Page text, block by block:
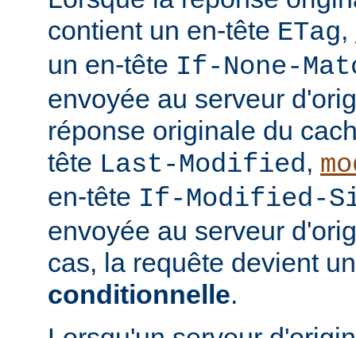
contient un en-tête ETag,
un en-tête If-None-
envoyée au serveur
réponse originale du
tête Last-Modified,
en-tête If-Modified-
envoyée au serveur
cas, la requête devient
conditionnelle.